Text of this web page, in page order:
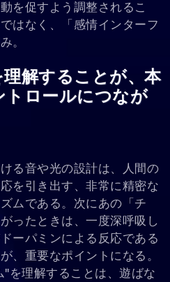
を促すよう調整されるこ
はなく、「感情インターフ
。
解することが、本
トロールにつなが
る音や光の設計は、人間の
を引き出す、非常に精密な
ムである。次にあの「チ
ったときは、一度深呼吸し
ーパミンによる反応である
、重要なポイントになる。
を理解することは、遊ばな